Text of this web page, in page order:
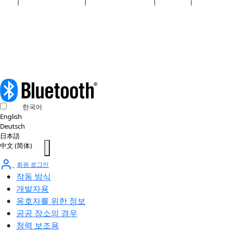
한국어
English
Deutsch
日本語
中文 (简体)
회원 로그인
작동 방식
개발자용
옹호자를 위한 정보
공공 장소의 경우
청력 보조용